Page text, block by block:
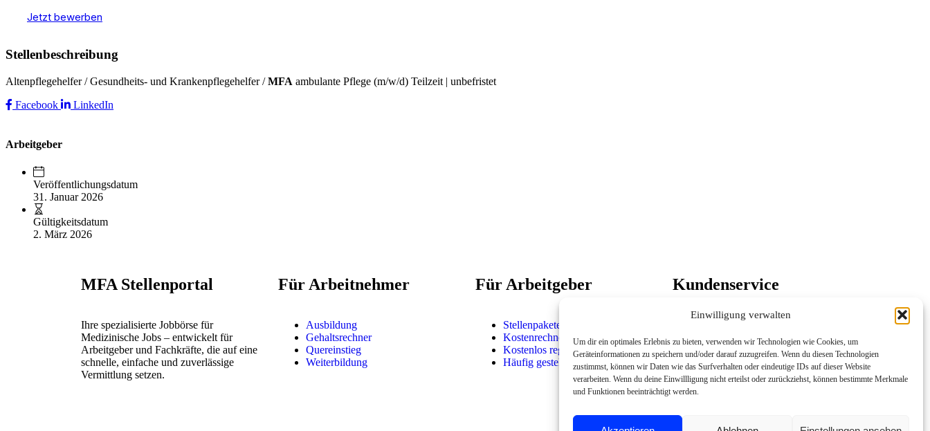
Einwilligung verwalten
Um dir ein optimales Erlebnis zu bieten, verwenden wir Technologien wie Cookies, um
Geräteinformationen zu speichern und/oder darauf zuzugreifen. Wenn du diesen Technologien
zustimmst, können wir Daten wie das Surfverhalten oder eindeutige IDs auf dieser Website
verarbeiten. Wenn du deine Einwillligung nicht erteilst oder zurückziehst, können bestimmte Merkmale
und Funktionen beeinträchtigt werden.
Jetzt bewerben
Stellenbeschreibung
Altenpflegehelfer / Gesundheits- und Krankenpflegehelfer /MFA ambulante Pflege (m/w/d) Teilzeit | unbefristet
Facebook
LinkedIn
Arbeitgeber
Veröffentlichungsdatum
31. Januar 2026
Gültigkeitsdatum
2. März 2026
MFA Stellenportal
Ihre spezialisierte Jobbörse für
Medizinische Jobs – entwickelt für
Arbeitgeber und Fachkräfte, die auf eine
schnelle, einfache und zuverlässige
Vermittlung setzen.
Für Arbeitnehmer
Ausbildung
Gehaltsrechner
Quereinstieg
Weiterbildung
Für Arbeitgeber
Stellenpakete
Kostenrechner
Kostenlos registrieren
Häufig gestellte Fragen
Kundenservice
Sie haben eine Frage oder möchten
einreichen?
Sie erreichen uns von Montag bis
Freitag von 8:00 bis 18:00 Uhr per E-
Mail.
Kundenservice kontaktieren